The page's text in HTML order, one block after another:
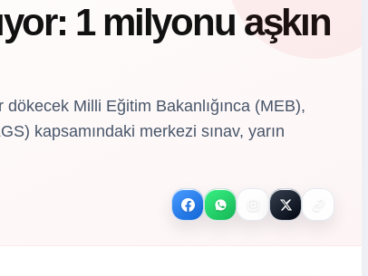
1 milyonu aşkın
Milli Eğitim Bakanlığınca (MEB),
kapsamındaki merkezi sınav, yarın